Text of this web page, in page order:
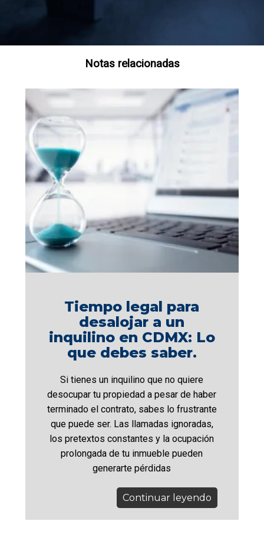
Notas relacionadas
Tiempo legal para
desalojar a un
inquilino en CDMX: Lo
que debes saber.
Si tienes un inquilino que no quiere
desocupar tu propiedad a pesar de haber
terminado el contrato, sabes lo frustrante
que puede ser. Las llamadas ignoradas,
los pretextos constantes y la ocupación
prolongada de tu inmueble pueden
generarte pérdidas
Continuar leyendo